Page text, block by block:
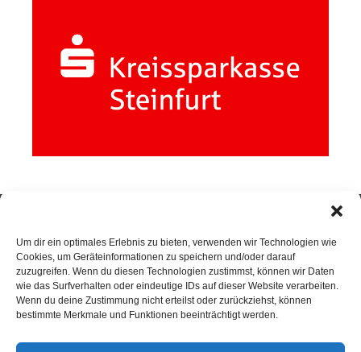
Um dir ein optimales Erlebnis zu bieten, verwenden wir Technologien wie
Cookies, um Geräteinformationen zu speichern und/oder darauf
zuzugreifen. Wenn du diesen Technologien zustimmst, können wir Daten
wie das Surfverhalten oder eindeutige IDs auf dieser Website verarbeiten.
Wenn du deine Zustimmung nicht erteilst oder zurückziehst, können
bestimmte Merkmale und Funktionen beeinträchtigt werden.
SPORTKEGELN
Neuigkeiten